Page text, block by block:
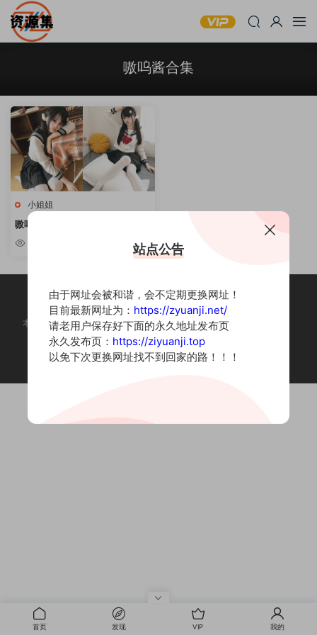
嗷呜酱合集
小姐姐
嗷呜酱 – 写真资源合集1套 [持续
更新]
本站为摄影写真图片网站，内容来自网络收集整理，仅作个人学习使用。
如有违法内容请联系删除
Copyright © 2022 资源集
首页 发现 VIP 我的
站点公告
由于网址会被和谐，会不定期更换网址！
目前最新网址为： https://zyuanji.net/
请老用户保存好下面的永久地址发布页
永久发布页： https://ziyuanji.top
以免下次更换网址找不到回家的路！！！